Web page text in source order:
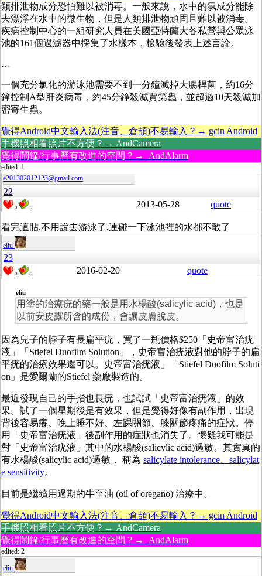
類排泄物成分恐怕難以被消毒。一般來說，水中的氯成分能除
去漂浮在水中的微生物，但是人類排泄物頑固且難以被消毒。
疾病控制中心的一組研究人員在美國亞特蘭大各私營與公眾泳
池的161個過濾器中採集了水樣本，檢驗後發表上述言論。
…
一個充分氯化的游泳池需要不到一分鐘滅掉大腸桿菌，約16分
鐘控制A型肝炎病毒，約45分鐘殺滅賈第蟲，並超過10天殺滅加
密寄生蟲。
覺得Android中文輸入法(注音、倉頡)不易輸入？→ gcin Android
手機照相看照片不方便？→ AndCamera
覺得鬧鐘/行事曆有改進的空間？→ AndAlarm
edited: 1
e201302012123@gmail.com
22
0 0 2013-05-28 quote
看完這貼,不用說去游泳了,連碰一下泳池裡的水都不敢了
eliu
23
0 0 2016-02-20 quote
eliu
用塗的治療疣的藥一般是用水楊酸(salicylic acid)，也是
以前安皮露所含的成份，會讓皮膚脫皮。
因為兒子的脖子有長扁平疣，買了一瓶價格$250「史帝富治疣
液」「Stiefel Duofilm Solution」，史帝富治疣液對他的脖子的扁
平疣的治療效果還可以。史帝富治疣液」「Stiefel Duofilm Soluti
on」是愛爾蘭的Stiefel 藥廠製造的。
最近發現自己的手指也長疣，也試試「史帝富治疣液」的效
果。試了一個星期後是有效果，但是覺得好像有副作用，出現
背後容易癢、晚上睡不好、左踝關節、膝關節疼痛的症狀。停
用「史帝富治疣液」後副作用的症狀也消失了。懷疑我可能是
對「史帝富治疣液」其中的水楊酸(salicylic acid)過敏。其實真的
有水楊酸(salicylic acid)過敏， 稱為 salicylate intolerance、salicylat
e sensitivity。
目前是繼續用過期的牛至油 (oil of oregano) 治療中。
覺得Android中文輸入法(注音、倉頡)不易輸入？→ gcin Android
手機照相看照片不方便？→ AndCamera
覺得鬧鐘/行事曆有改進的空間？→ AndAlarm
edited: 2
eliu